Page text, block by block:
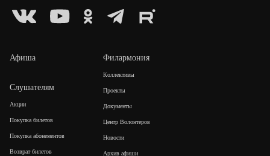
Афиша
Слушателям
Акции
Покупка билетов
Покупка абонементов
Возврат билетов
Филармония
Коллективы
Проекты
Документы
Центр Волонтеров
Новости
Архив афиши